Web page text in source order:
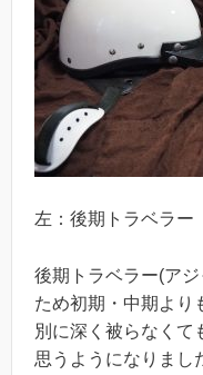
左：後期トラベラ
後期トラベラー(ア
ため初期・中期より
別に深く被らなくて
思うようになりまし